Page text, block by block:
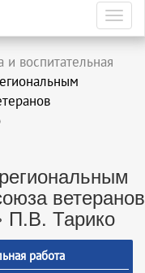
воспитательная
ветеранов
П.В. Тарико
работа